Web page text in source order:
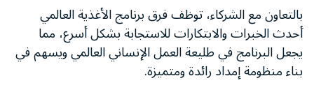
بالتعاون مع الشركاء، توظف فرق برنامج الأغذية العالمي
أحدث الخبرات والابتكارات للاستجابة بشكل أسرع، مما
يجعل البرنامج في طليعة العمل الإنساني العالمي ويسهم في
بناء منظومة إمداد رائدة ومتميزة.